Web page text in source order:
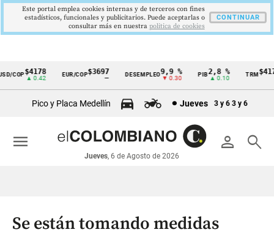
Cintillo
económicos
Colombia
COP$4178
▲ 0.42
EUR/COP$3697 DESEMPLEO 9,9 %
▼ 0.30
PIB2,8 %
▲ 0.10
TRM
Pico y Placa Medellín Jueves 3 y 6 3 y 6
person search
Jueves, 6 de Agosto de 2026
menu
Se están tomando medidas
Este portal emplea cookies internas y de terceros con fines
estadísticos, funcionales y publicitarios. Puede aceptarlas o
consultar más en nuestra politica de cookies
CONTINUAR